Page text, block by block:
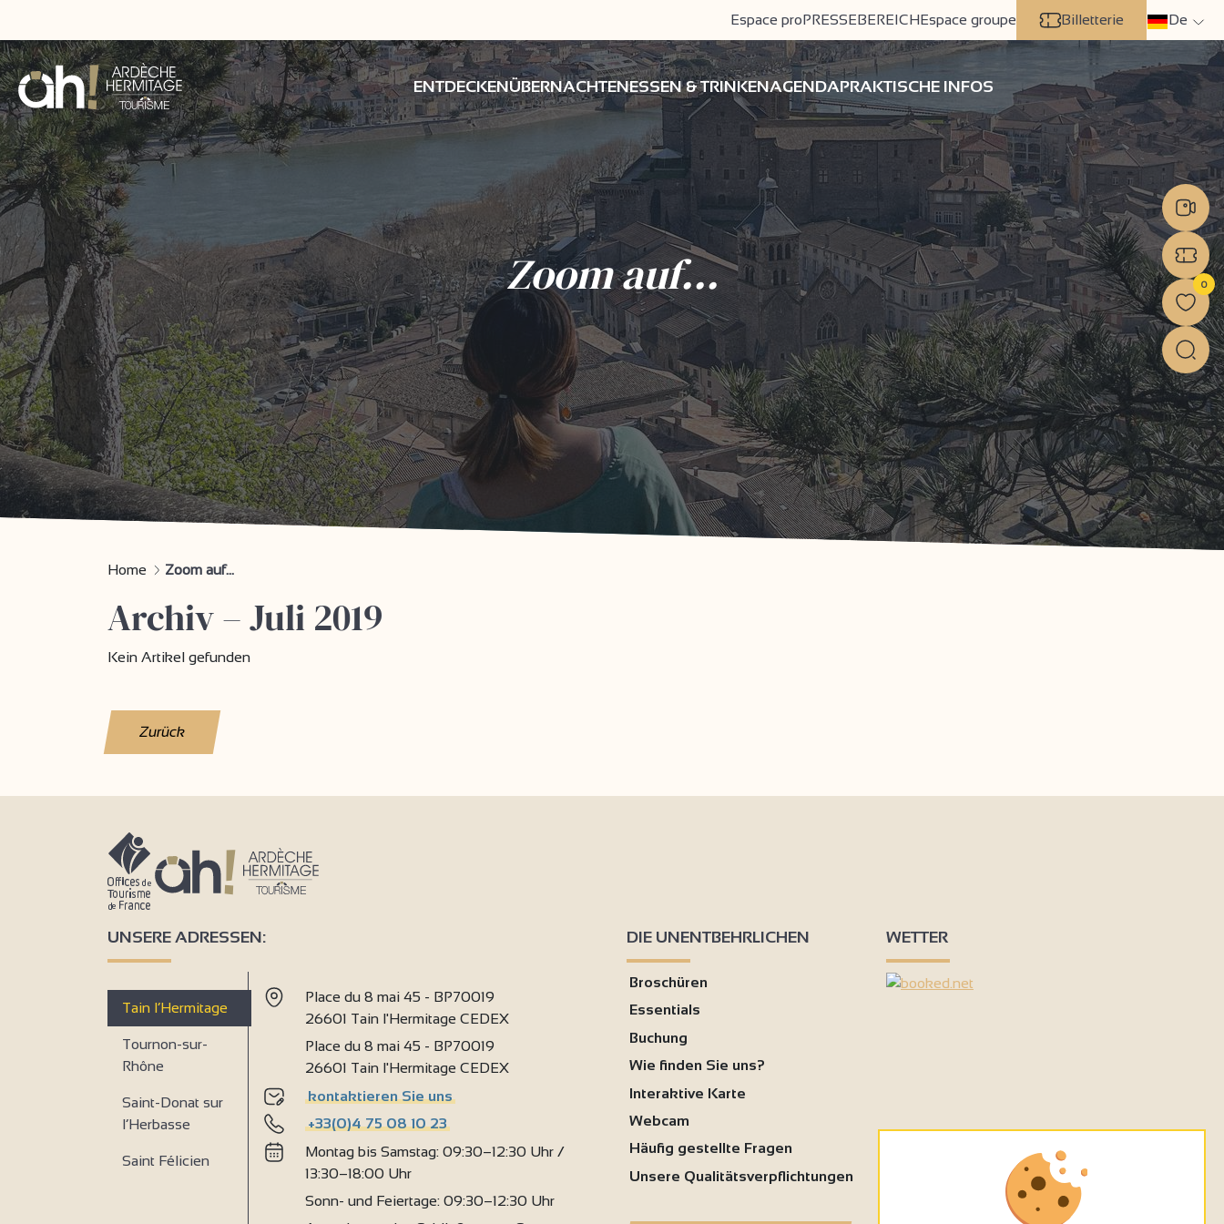
Espace proPRESSEBEREICHEspace groupe Billetterie De
ENTDECKENÜBERNACHTENESSEN & TRINKENAGENDAPRAKTISCHE INFOS
Zoom auf...
Home Zoom auf...
Archiv – Juli 2019
Kein Artikel gefunden
Zurück
UNSERE ADRESSEN:
Tain l’Hermitage
Tournon-sur-
Rhône
Saint-Donat sur
l’Herbasse
Saint Félicien
Place du 8 mai 45 - BP70019
26601 Tain l'Hermitage CEDEX
Place du 8 mai 45 - BP70019
26601 Tain l'Hermitage CEDEX
kontaktieren Sie uns
+33(0)4 75 08 10 23
Montag bis Samstag: 09:30–12:30 Uhr /
13:30–18:00 Uhr
Sonn- und Feiertage: 09:30–12:30 Uhr
DIE UNENTBEHRLICHEN
Broschüren
Essentials
Buchung
Wie finden Sie uns?
Interaktive Karte
Webcam
Häufig gestellte Fragen
Unsere Qualitätsverpflichtungen
WETTER
0